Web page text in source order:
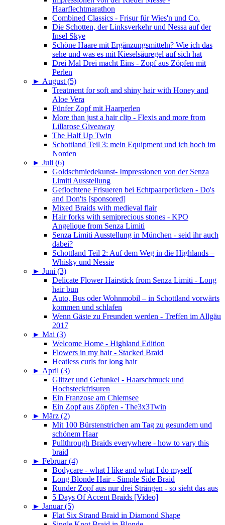
Haarflechtmarathon
Combined Classics - Frisur für Wies'n und Co.
Die Schotten, der Linksverkehr und Nessa auf der
Insel Skye
Schöne Haare mit Ergänzungsmitteln? Wie ich das
sehe und was es mit Kieselsäuregel auf sich hat
Drei Mal Drei macht Eins - Zopf aus Zöpfen mit
Perlen
► August (5)
Treatment for soft and shiny hair with Honey and
Aloe Vera
Fünfer Zopf mit Haarperlen
More than just a hair clip - Flexis and more from
Lillarose Giveaway
The Half Up Twin
Schottland Teil 3: mein Equipment und ich hoch im
Norden
► Juli (6)
Goldschmiedekunst- Impressionen von der Senza
Limiti Ausstellung
Geflochtene Frisueren bei Echtpaarperücken - Do's
and Don'ts [sponsored]
Mixed Braids with medieval flair
Hair forks with semiprecious stones - KPO
Angelique from Senza Limiti
Senza Limiti Ausstellung in München - seid ihr auch
dabei?
Schottland Teil 2: Auf dem Weg in die Highlands –
Whisky und Nessie
► Juni (3)
Delicate Flower Hairstick from Senza Limiti - Long
hair bun
Auto, Bus oder Wohnmobil – in Schottland vorwärts
kommen und schlafen
Wenn Gäste zu Freunden werden - Treffen im Allgäu
2017
► Mai (3)
Welcome Home - Highland Edition
Flowers in my hair - Stacked Braid
Heatless curls for long hair
► April (3)
Glitzer und Gefunkel - Haarschmuck und
Hochsteckfrisuren
Ein Franzose am Chiemsee
Ein Zopf aus Zöpfen - The3x3Twin
► März (2)
Mit 100 Bürstenstrichen am Tag zu gesundem und
schönem Haar
Pullthrough Braids everywhere - how to vary this
braid
► Februar (4)
Bodycare - what I like and what I do myself
Long Blonde Hair - Simple Side Braid
Runder Zopf aus nur drei Strängen - so sieht das aus
5 Days Of Accent Braids [Video]
► Januar (5)
Flat Six Strand Braid in Diamond Shape